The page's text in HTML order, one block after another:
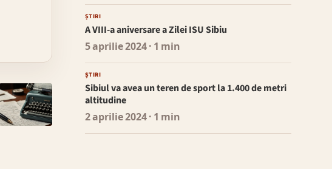
ȘTIRI
A VIII-a aniversare a Zilei ISU Sibiu
5 aprilie 2024· 1 min
ȘTIRI
Sibiul va avea un teren de sport la 1.400 de metri
altitudine
2 aprilie 2024· 1 min